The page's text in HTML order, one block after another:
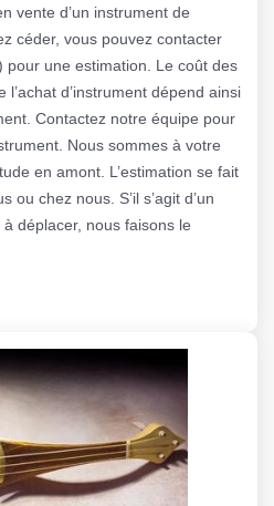
vente d’un instrument de
céder, vous pouvez contacter
pour une estimation. Le coût des
d’instrument dépend ainsi
Contactez notre équipe pour
Nous sommes à votre
en amont. L’estimation se fait
ou chez nous. S’il s’agit d’un
déplacer, nous faisons le